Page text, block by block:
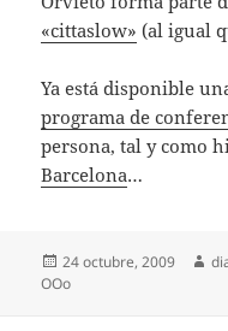
«cittaslow» (al igual
Ya está disponible
programa de
persona, tal y como
Barcelona…
Publicado
el
24 octubre, 2009
OOo